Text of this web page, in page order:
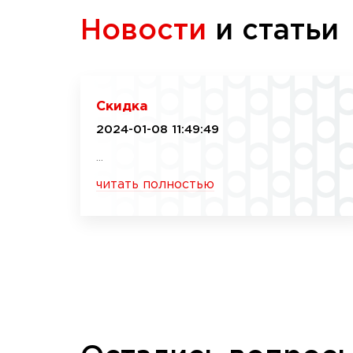
Новости и статьи
Скидка
2024-01-08 11:49:49
читать полностью